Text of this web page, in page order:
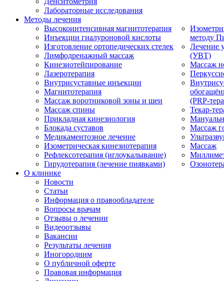
Лабораторные исследования
Методы лечения
Высокоинтенсивная магнитотерапия
Инъекции гиалуроновой кислоты
Изготовление ортопедических стелек
Лимфодренажный массаж
Кинезиотейпирование
Лазеротерапия
Внутрисуставные инъекции
Магнитотерапия
Массаж воротниковой зоны и шеи
Массаж спины
Прикладная кинезиология
Блокада суставов
Медикаментозное лечение
Изометрическая кинезиотерапия
Рефлексотерапия (иглоукалывание)
Гирудотерапия (лечение пиявками)
методу
Лечение
(УВТ)
Массаж
(PRP-
Текар-
Массаж
Массаж
О клинике
Новости
Статьи
Информация о правообладателе
Вопросы врачам
Отзывы о лечении
Видеоотзывы
Вакансии
Результаты лечения
Иногородним
О публичной оферте
Правовая информация